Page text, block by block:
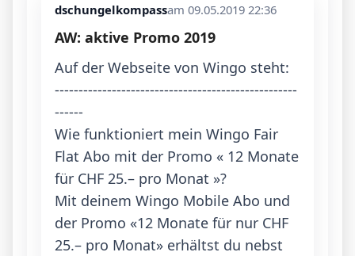
dschungelkompassam 09.05.2019 22:36
AW: aktive Promo 2019
Auf der Webseite von Wingo steht:
---------------------------------------------------
------
Wie funktioniert mein Wingo Fair
Flat Abo mit der Promo « 12 Monate
für CHF 25.– pro Monat »?
Mit deinem Wingo Mobile Abo und
der Promo «12 Monate für nur CHF
25.– pro Monat» erhältst du nebst